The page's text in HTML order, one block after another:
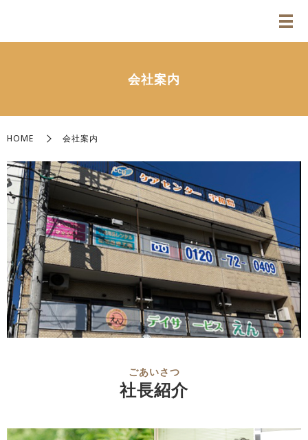
会社案内
HOME 会社案内
ごあいさつ
社長紹介